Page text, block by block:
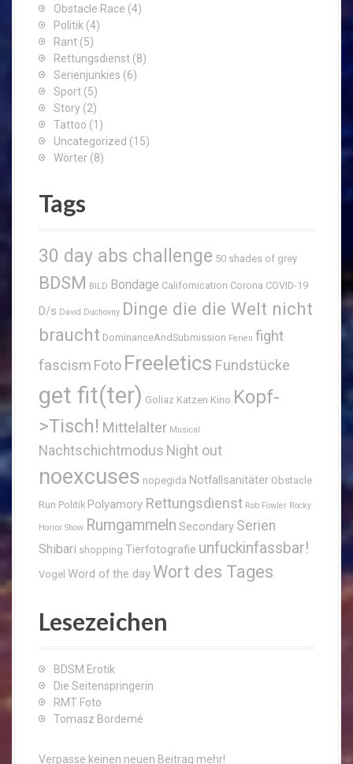
Obstacle Race (4)
Politik (4)
Rant (5)
Rettungsdienst (8)
Serienjunkies (6)
Sport (5)
Story (2)
Tattoo (1)
Uncategorized (15)
Wörter (8)
Tags
30 day abs challenge 50 shades of grey
BDSM BILD Bondage Californication Corona COVID-19
D/s David Duchovny Dinge die die Welt nicht
braucht DominanceAndSubmission Ferien fight
fascism Foto Freeletics Fundstücke
get fit(ter) Goliaz Katzen Kino Kopf-
>Tisch! Mittelalter Musical
Nachtschichtmodus Night out
noexcuses nopegida Notfallsanitäter Obstacle
Run Politik Polyamory Rettungsdienst Rob Fowler Rocky
Horror Show Rumgammeln Secondary Serien
Shibari shopping Tierfotografie unfuckinfassbar!
Vogel Word of the day Wort des Tages
Lesezeichen
BDSM Erotik
Die Seitenspringerin
RMT Foto
Tomasz Bordemé
Verpasse keinen neuen Beitrag mehr!